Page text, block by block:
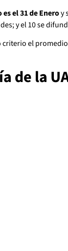
es el 31 de Eneroy
y el 10 se
el
de la